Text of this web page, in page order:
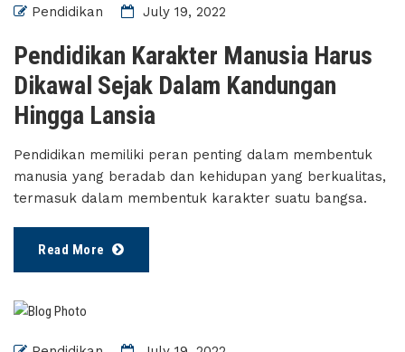
Pendidikan July 19, 2022
Pendidikan Karakter Manusia Harus
Dikawal Sejak Dalam Kandungan
Hingga Lansia
Pendidikan memiliki peran penting dalam membentuk
manusia yang beradab dan kehidupan yang berkualitas,
termasuk dalam membentuk karakter suatu bangsa.
Read More